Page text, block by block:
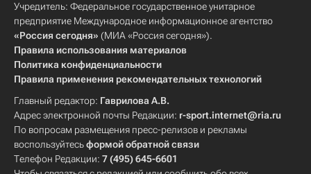
Учредитель: Федеральное государственное унитарное
предприятие Международное информационное агентство
«Россия сегодня» (МИА «Россия сегодня»).
Правила использования материалов
Политика конфиденциальности
Правила применения рекомендательных технологий
Главный редактор: Гаврилова А.В.
Адрес электронной почты Редакции: r-sport.internet@ria.ru
По вопросам размещения пресс-релизов и рекламы
воспользуйтесьформой обратной связи
Телефон Редакции: 7 (495) 645-6601